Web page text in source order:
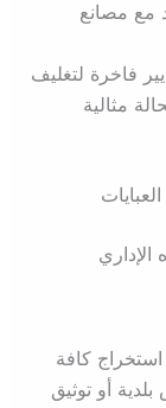
مع مصانع
فاخرة لتغليف
مثالية
كافة
أو توثيق